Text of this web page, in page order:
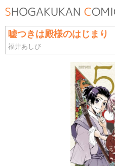
嘘つきは殿様のはじまり
福井あしび